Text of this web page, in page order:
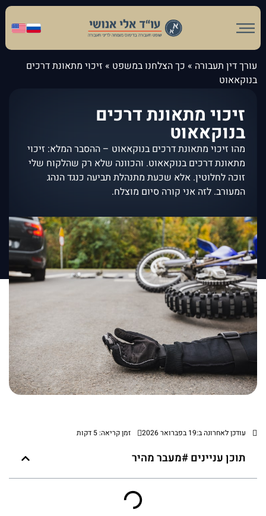
עורך דין תעבורה » כך הצלחנו במשפט » זיכוי מתאונת דרכים
בנוקאאוט
זיכוי מתאונת דרכים
בנוקאאוט
מהו זיכוי מתאונת דרכים בנוקאאוט – ההסבר המלא: זיכוי
מתאונת דרכים בנוקאאוט. והכוונה שלא רק שהלקוח שלי
זוכה לחלוטין. אלא שכעת מתנהלת תביעה כנגד הנהג
המעורב. לזה אני קורה סיום מוצלח.
עודכן לאחרונה ב:19 בפברואר 2026 זמן קריאה: 5 דקות
תוכן עניינים #מעבר מהיר